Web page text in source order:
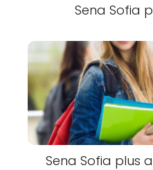
Sena Sofia
Sena Sofia plus